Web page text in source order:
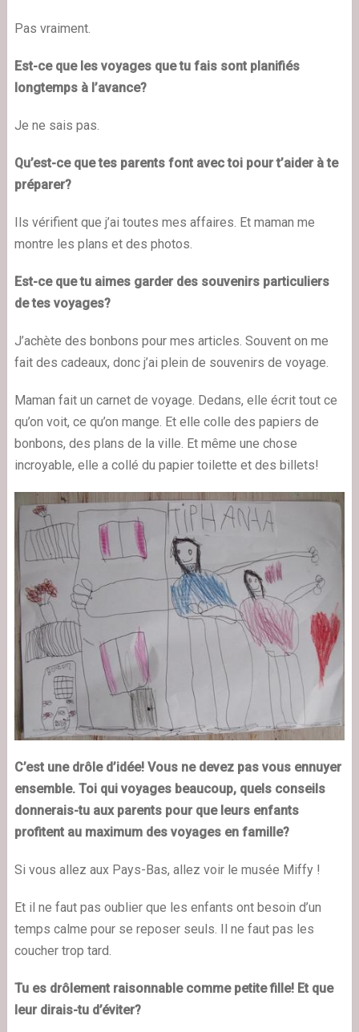
Pas vraiment.
Est-ce que les voyages que tu fais sont planifiés
longtemps à l’avance?
Je ne sais pas.
Qu’est-ce que tes parents font avec toi pour t’aider à te
préparer?
Ils vérifient que j’ai toutes mes affaires. Et maman me
montre les plans et des photos.
Est-ce que tu aimes garder des souvenirs particuliers
de tes voyages?
J’achète des bonbons pour mes articles. Souvent on me
fait des cadeaux, donc j’ai plein de souvenirs de voyage.
Maman fait un carnet de voyage. Dedans, elle écrit tout ce
qu’on voit, ce qu’on mange. Et elle colle des papiers de
bonbons, des plans de la ville. Et même une chose
incroyable, elle a collé du papier toilette et des billets!
C’est une drôle d’idée! Vous ne devez pas vous ennuyer
ensemble. Toi qui voyages beaucoup, quels conseils
donnerais-tu aux parents pour que leurs enfants
profitent au maximum des voyages en famille?
Si vous allez aux Pays-Bas, allez voir le musée Miffy !
Et il ne faut pas oublier que les enfants ont besoin d’un
temps calme pour se reposer seuls. Il ne faut pas les
coucher trop tard.
Tu es drôlement raisonnable comme petite fille! Et que
leur dirais-tu d’éviter?